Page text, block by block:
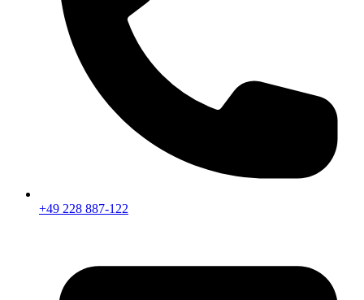
+49 228 887-122